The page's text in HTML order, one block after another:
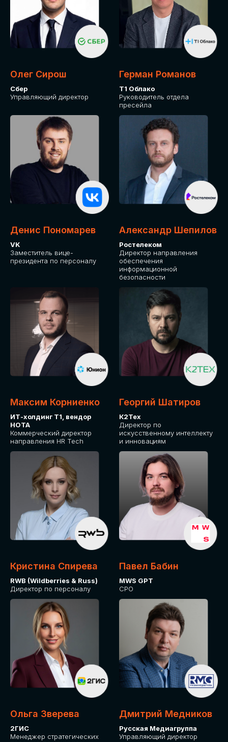
Олег Сирош
Сбер
Управляющий директор
Герман Романов
Т1 Облако
Руководитель отдела
пресейла
Денис Пономарев
VK
Заместитель вице-
президента по персоналу
Александр Шепилов
Ростелеком
Директор направления
обеспечения
информационной
безопасности
Максим Корниенко
ИТ-холдинг Т1, вендор
НОТА
Коммерческий директор
направления HR Tech
Георгий Шатиров
К2Тех
Директор по
искусственному интеллекту
и инновациям
Кристина Спирева
RWB (Wildberries & Russ)
Директор по персоналу
Павел Бабин
MWS GPT
CPO
Ольга Зверева
2ГИС
Менеджер стратегических
Дмитрий Медников
Русская Медиагруппа
Управляющий директор